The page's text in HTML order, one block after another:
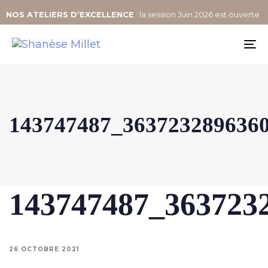
NOS ATELIERS D’EXCELLENCE : la session Juin 2026 est ouverte
26 OCTOBRE 2021